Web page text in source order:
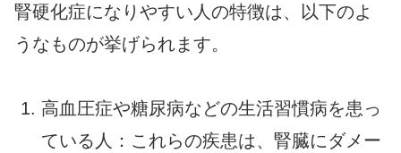
腎硬化症になりやすい人の特徴は、以下のよ
うなものが挙げられます。
高血圧症や糖尿病などの生活習慣病を患っ
ている人：これらの疾患は、腎臓にダメー